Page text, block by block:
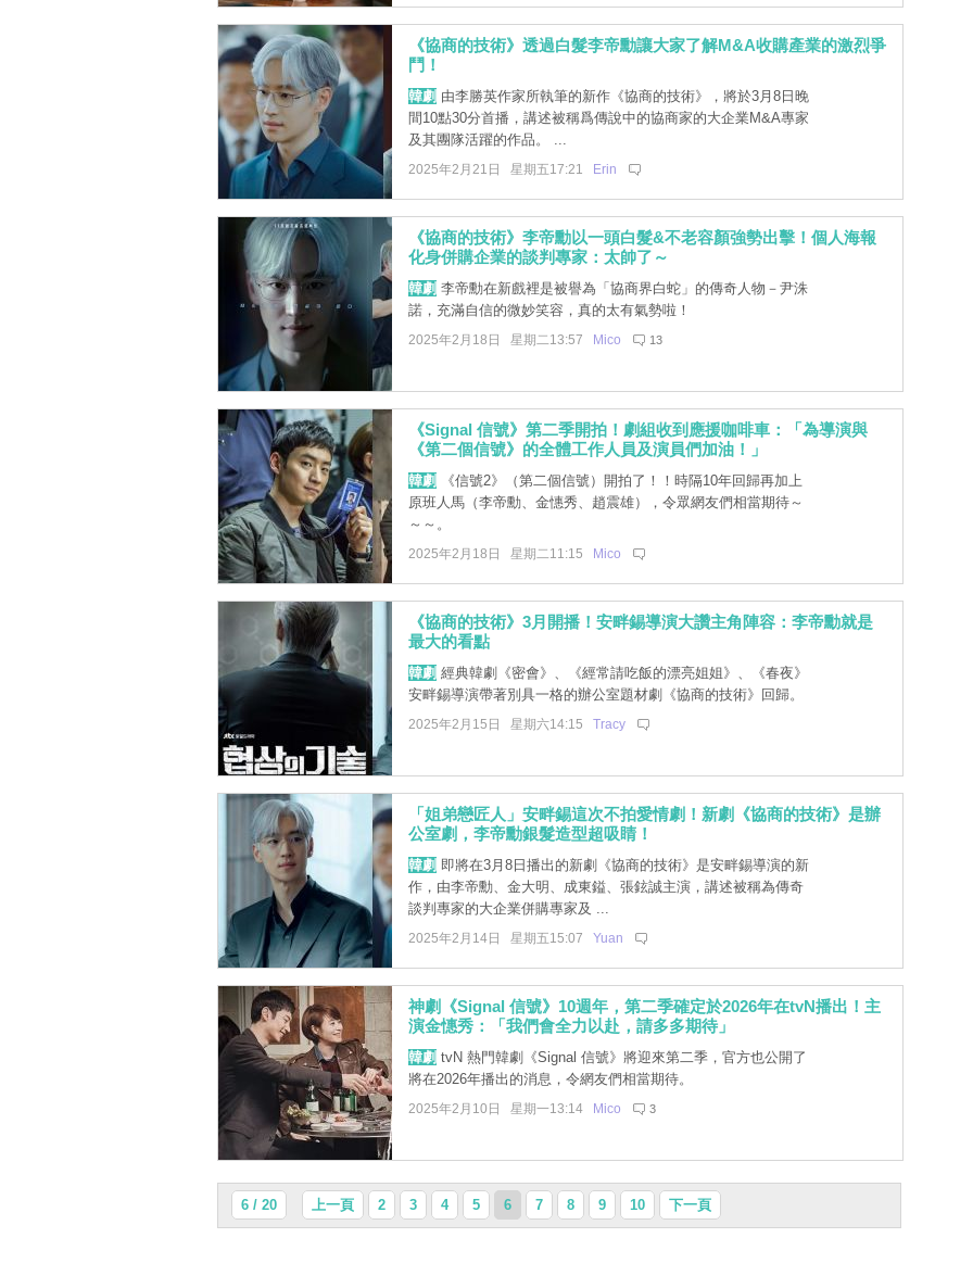
《協商的技術》透過白髮李帝勳讓大家了解M&A收購產業的激烈爭
鬥！
韓劇 由李勝英作家所執筆的新作《協商的技術》，將於3月8日晚
間10點30分首播，講述被稱爲傳說中的協商家的大企業M&A專家
及其團隊活躍的作品。 ...
2025年2月21日 星期五17:21 Erin
《協商的技術》李帝勳以一頭白髮&不老容顏強勢出擊！個人海報
化身併購企業的談判專家：太帥了～
韓劇 李帝勳在新戲裡是被譽為「協商界白蛇」的傳奇人物－尹洙
諾，充滿自信的微妙笑容，真的太有氣勢啦！
2025年2月18日 星期二13:57 Mico 13
《Signal 信號》第二季開拍！劇組收到應援咖啡車：「為導演與
《第二個信號》的全體工作人員及演員們加油！」
韓劇 《信號2》（第二個信號）開拍了！！時隔10年回歸再加上
原班人馬（李帝勳、金憓秀、趙震雄），令眾網友們相當期待～
～～。
2025年2月18日 星期二11:15 Mico
《協商的技術》3月開播！安畔錫導演大讚主角陣容：李帝勳就是
最大的看點
韓劇 經典韓劇《密會》、《經常請吃飯的漂亮姐姐》、《春夜》
安畔錫導演帶著別具一格的辦公室題材劇《協商的技術》回歸。
2025年2月15日 星期六14:15 Tracy
「姐弟戀匠人」安畔錫這次不拍愛情劇！新劇《協商的技術》是辦
公室劇，李帝勳銀髮造型超吸睛！
韓劇 即將在3月8日播出的新劇《協商的技術》是安畔錫導演的新
作，由李帝勳、金大明、成東鎰、張鉉誠主演，講述被稱為傳奇
談判專家的大企業併購專家及 ...
2025年2月14日 星期五15:07 Yuan
神劇《Signal 信號》10週年，第二季確定於2026年在tvN播出！主
演金憓秀：「我們會全力以赴，請多多期待」
韓劇 tvN 熱門韓劇《Signal 信號》將迎來第二季，官方也公開了
將在2026年播出的消息，令網友們相當期待。
2025年2月10日 星期一13:14 Mico 3
6 / 20 上一頁 2 3 4 5 6 7 8 9 10 下一頁